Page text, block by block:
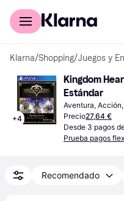
Comprar con Klarna
Klarna/Shopping/Juegos y
+4
Kingdom
Estándar
Aventura,
Precio27,64 €
Desde 3 pagos
Prueba pagos
Recomendado